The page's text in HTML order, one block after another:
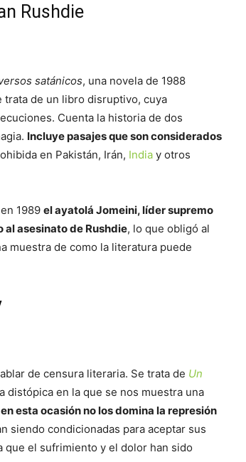
Rushdie
satánicos, una novela de 1988
de un libro disruptivo, cuya
Cuenta la historia de dos
Incluye pasajes que son considerados
en Pakistán, Irán, India y otros
1989 el ayatolá Jomeini, líder supremo
asesinato de Rushdie, lo que obligó al
muestra de como la literatura puede
de censura literaria. Se trata de Un
distópica en la que se nos muestra una
en esta ocasión no los domina la represión
siendo condicionadas para aceptar sus
que el sufrimiento y el dolor han sido